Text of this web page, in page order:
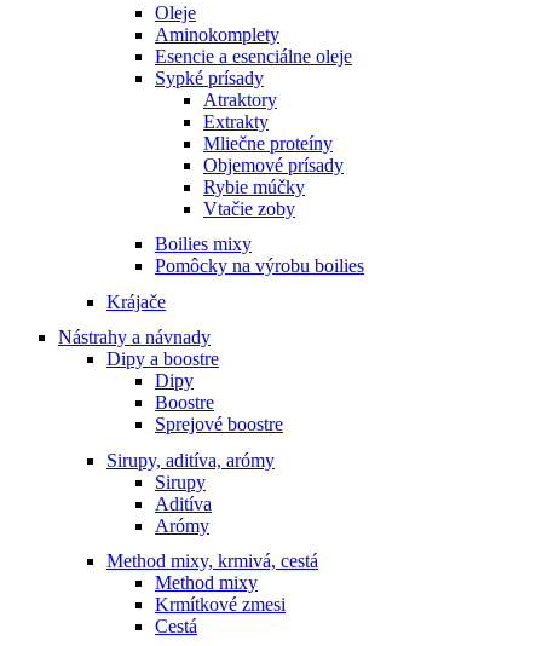
Oleje
Aminokomplety
Esencie a esenciálne oleje
Sypké prísady
Atraktory
Extrakty
Mliečne proteíny
Objemové prísady
Rybie múčky
Vtačie zoby
Boilies mixy
Pomôcky na výrobu boilies
Krájače
Nástrahy a návnady
Dipy a boostre
Dipy
Boostre
Sprejové boostre
Sirupy, aditíva, arómy
Sirupy
Aditíva
Arómy
Method mixy, krmivá, cestá
Method mixy
Krmítkové zmesi
Cestá